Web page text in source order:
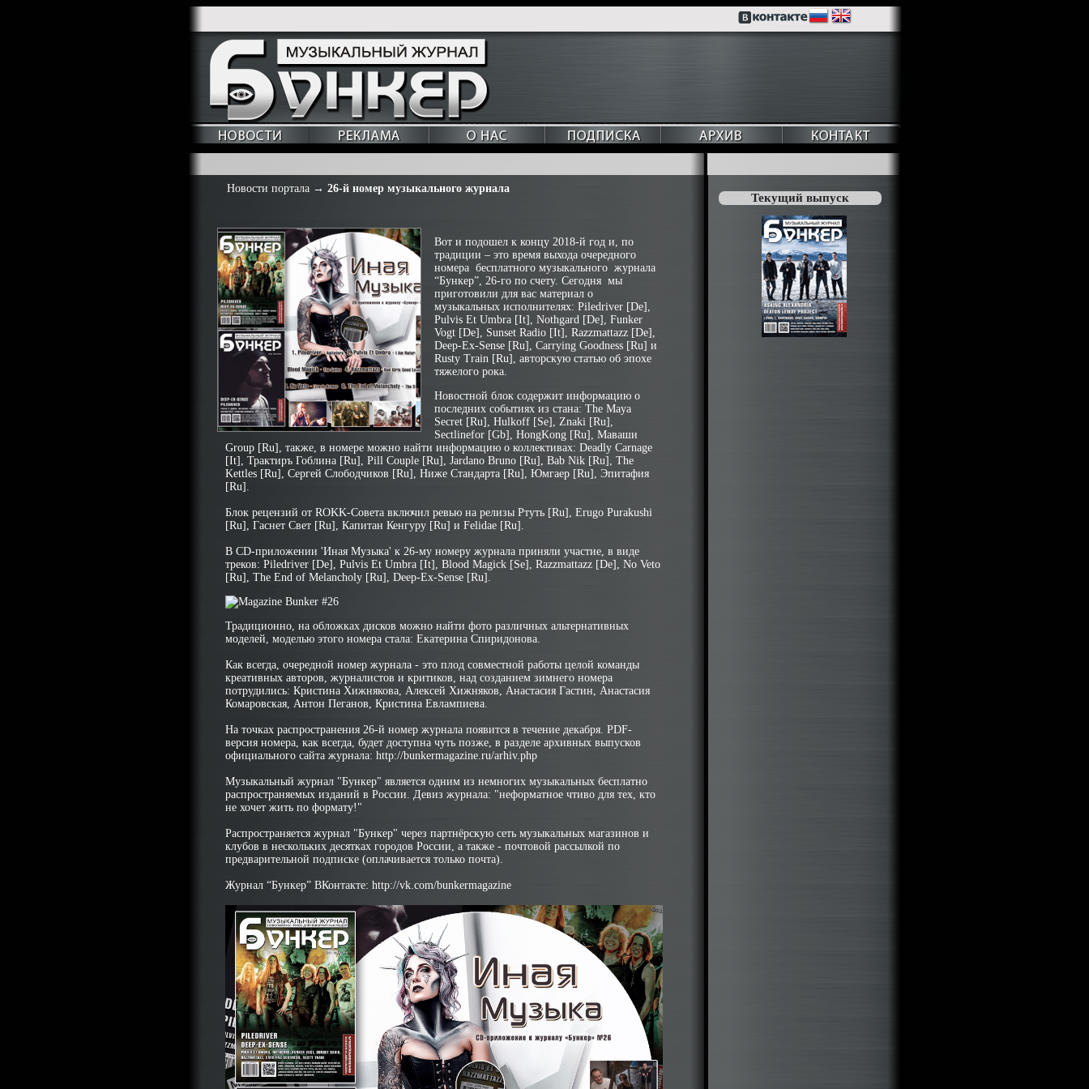
Новости портала→ 26-й номер музыкального журнала
Вот и подошел к концу 2018-й год и, по
традиции – это время выхода очередного
номера бесплатного музыкального журнала
“Бункер”, 26-го по счету. Сегодня мы
приготовили для вас материал о
музыкальных исполнителях: Piledriver [De],
Pulvis Et Umbra [It], Nothgard [De], Funker
Vogt [De], Sunset Radio [It], Razzmattazz [De],
Deep-Ex-Sense [Ru], Carrying Goodness [Ru] и
Rusty Train [Ru], авторскую статью об эпохе
тяжелого рока.
Новостной блок содержит информацию о
последних событиях из стана: The Maya
Secret [Ru], Hulkoff [Se], Znaki [Ru],
Sectlinefor [Gb], HongKong [Ru], Маваши
Group [Ru], также, в номере можно найти информацию о коллективах: Deadly Carnage
[It], Трактиръ Гоблина [Ru], Pill Couple [Ru], Jardano Bruno [Ru], Bab Nik [Ru], The
Kettles [Ru], Сергей Слободчиков [Ru], Ниже Стандарта [Ru], Юмгаер [Ru], Эпитафия
[Ru].
Блок рецензий от ROKK-Cовета включил ревью на релизы Ртуть [Ru], Erugo Purakushi
[Ru], Гаснет Свет [Ru], Капитан Кенгуру [Ru] и Felidae [Ru].
В CD-приложении 'Иная Музыка' к 26-му номеру журнала приняли участие, в виде
треков: Piledriver [De], Pulvis Et Umbra [It], Blood Magick [Se], Razzmattazz [De], No Veto
[Ru], The End of Melancholy [Ru], Deep-Ex-Sense [Ru].
Традиционно, на обложках дисков можно найти фото различных альтернативных
моделей, моделью этого номера стала: Екатерина Спиридонова.
Как всегда, очередной номер журнала - это плод совместной работы целой команды
креативных авторов, журналистов и критиков, над созданием зимнего номера
потрудились: Кристина Хижнякова, Алексей Хижняков, Анастасия Гастин, Анастасия
Комаровская, Антон Пеганов, Кристина Евлампиева.
На точках распространения 26-й номер журнала появится в течение декабря. PDF-
версия номера, как всегда, будет доступна чуть позже, в разделе архивных выпусков
официального сайта журнала: http://bunkermagazine.ru/arhiv.php
Музыкальный журнал "Бункер" является одним из немногих музыкальных бесплатно
распространяемых изданий в России. Девиз журнала: "неформатное чтиво для тех, кто
не хочет жить по формату!"
Распространяется журнал "Бункер" через партнёрскую сеть музыкальных магазинов и
клубов в нескольких десятках городов России, а также - почтовой рассылкой по
предварительной подписке (оплачивается только почта).
Журнал “Бункер” ВКонтакте: http://vk.com/bunkermagazine
Текущий выпуск